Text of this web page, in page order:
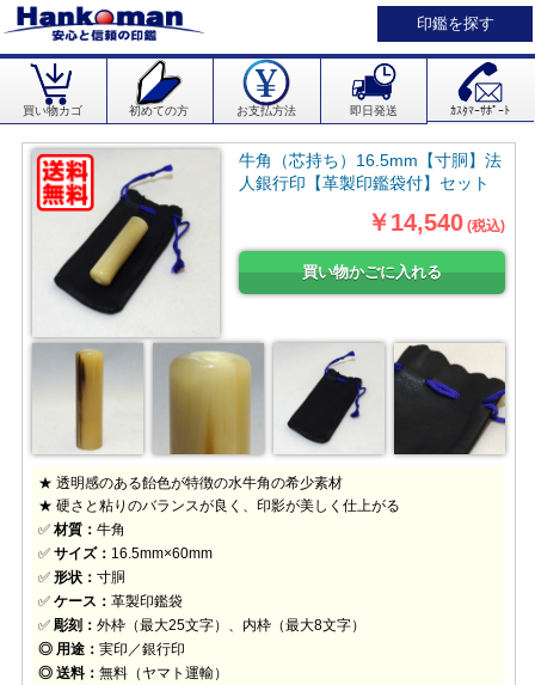
印鑑を探す
買い物カゴ 初めての方 お支払方法 即日発送 ｶｽﾀﾏｰｻﾎﾟｰﾄ
牛角（芯持ち）16.5mm【寸胴】法
人銀行印【革製印鑑袋付】セット
￥14,540 (税込)
★ 透明感のある飴色が特徴の水牛角の希少素材
★ 硬さと粘りのバランスが良く、印影が美しく仕上がる
✅ 材質： 牛角
✅ サイズ： 16.5mm×60mm
✅ 形状： 寸胴
✅ ケース： 革製印鑑袋
✅ 彫刻： 外枠（最大25文字）、内枠（最大8文字）
◎ 用途： 実印／銀行印
◎ 送料： 無料（ヤマト運輸）